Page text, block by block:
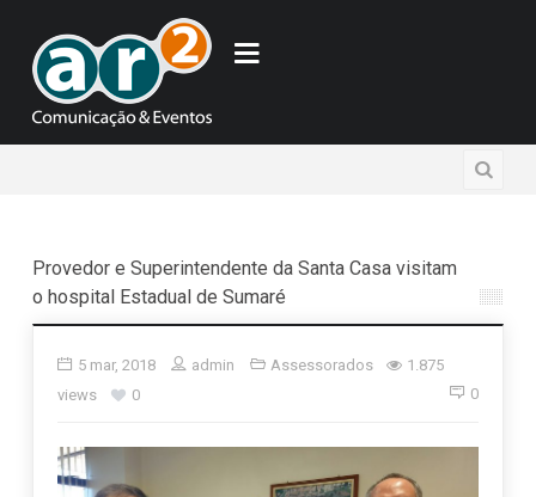
Provedor e Superintendente da Santa Casa visitam
o hospital Estadual de Sumaré
5 mar, 2018 admin Assessorados
1.875
views
0 0